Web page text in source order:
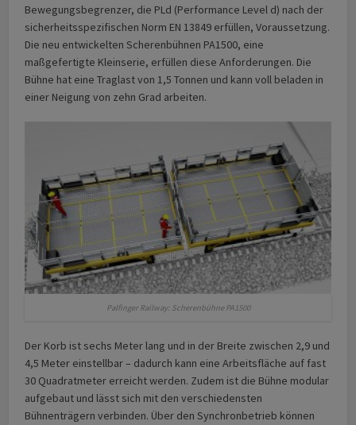
Bewegungsbegrenzer, die PLd (Performance Level d) nach der
sicherheitsspezifischen Norm EN 13849 erfüllen, Voraussetzung.
Die neu entwickelten Scherenbühnen PA1500, eine
maßgefertigte Kleinserie, erfüllen diese Anforderungen. Die
Bühne hat eine Traglast von 1,5 Tonnen und kann voll beladen in
einer Neigung von zehn Grad arbeiten.
Palfinger Railway: Scherenbühne PA1500
Der Korb ist sechs Meter lang und in der Breite zwischen 2,9 und
4,5 Meter einstellbar – dadurch kann eine Arbeitsfläche auf fast
30 Quadratmeter erreicht werden. Zudem ist die Bühne modular
aufgebaut und lässt sich mit den verschiedensten
Bühnenträgern verbinden. Über den Synchronbetrieb können